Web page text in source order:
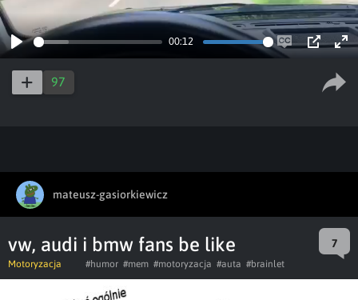
Play
00:12
Enable
97
mateusz-gasiorkiewicz
vw, audi i bmw fans be like 7
Motoryzacja #humor #mem #motoryzacja #auta #brainlet